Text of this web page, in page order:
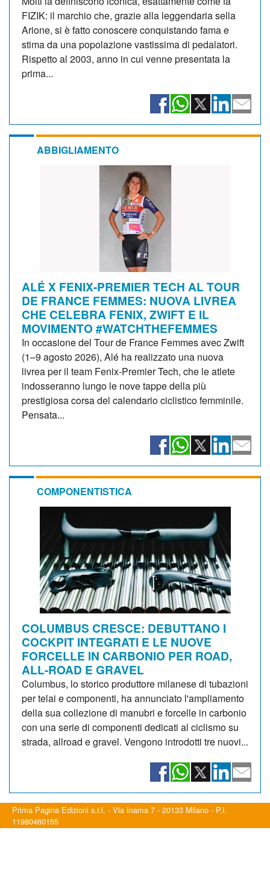
FIZIK: il marchio che, grazie alla leggendaria sella
Arione, si è fatto conoscere conquistando fama e
stima da una popolazione vastissima di pedalatori.
Rispetto al 2003, anno in cui venne presentata la
prima...
ABBIGLIAMENTO
ALÉ X FENIX-PREMIER TECH AL TOUR
DE FRANCE FEMMES: NUOVA LIVREA
CHE CELEBRA FENIX, ZWIFT E IL
MOVIMENTO #WATCHTHEFEMMES
In occasione del Tour de France Femmes avec Zwift
(1–9 agosto 2026), Alé ha realizzato una nuova
livrea per il team Fenix-Premier Tech, che le atlete
indosseranno lungo le nove tappe della più
prestigiosa corsa del calendario ciclistico femminile.
Pensata...
COMPONENTISTICA
COLUMBUS CRESCE: DEBUTTANO I
COCKPIT INTEGRATI E LE NUOVE
FORCELLE IN CARBONIO PER ROAD,
ALL-ROAD E GRAVEL
Columbus, lo storico produttore milanese di tubazioni
per telai e componenti, ha annunciato l'ampliamento
della sua collezione di manubri e forcelle in carbonio
con una serie di componenti dedicati al ciclismo su
strada, allroad e gravel. Vengono introdotti tre nuovi...
Prima Pagina Edizioni s.r.l. - Via Inama 7 - 20133 Milano - P.I.
11980460155